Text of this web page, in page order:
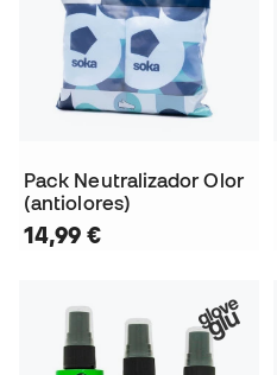
Pack Neutralizador Olor
(antiolores)
14,99 €